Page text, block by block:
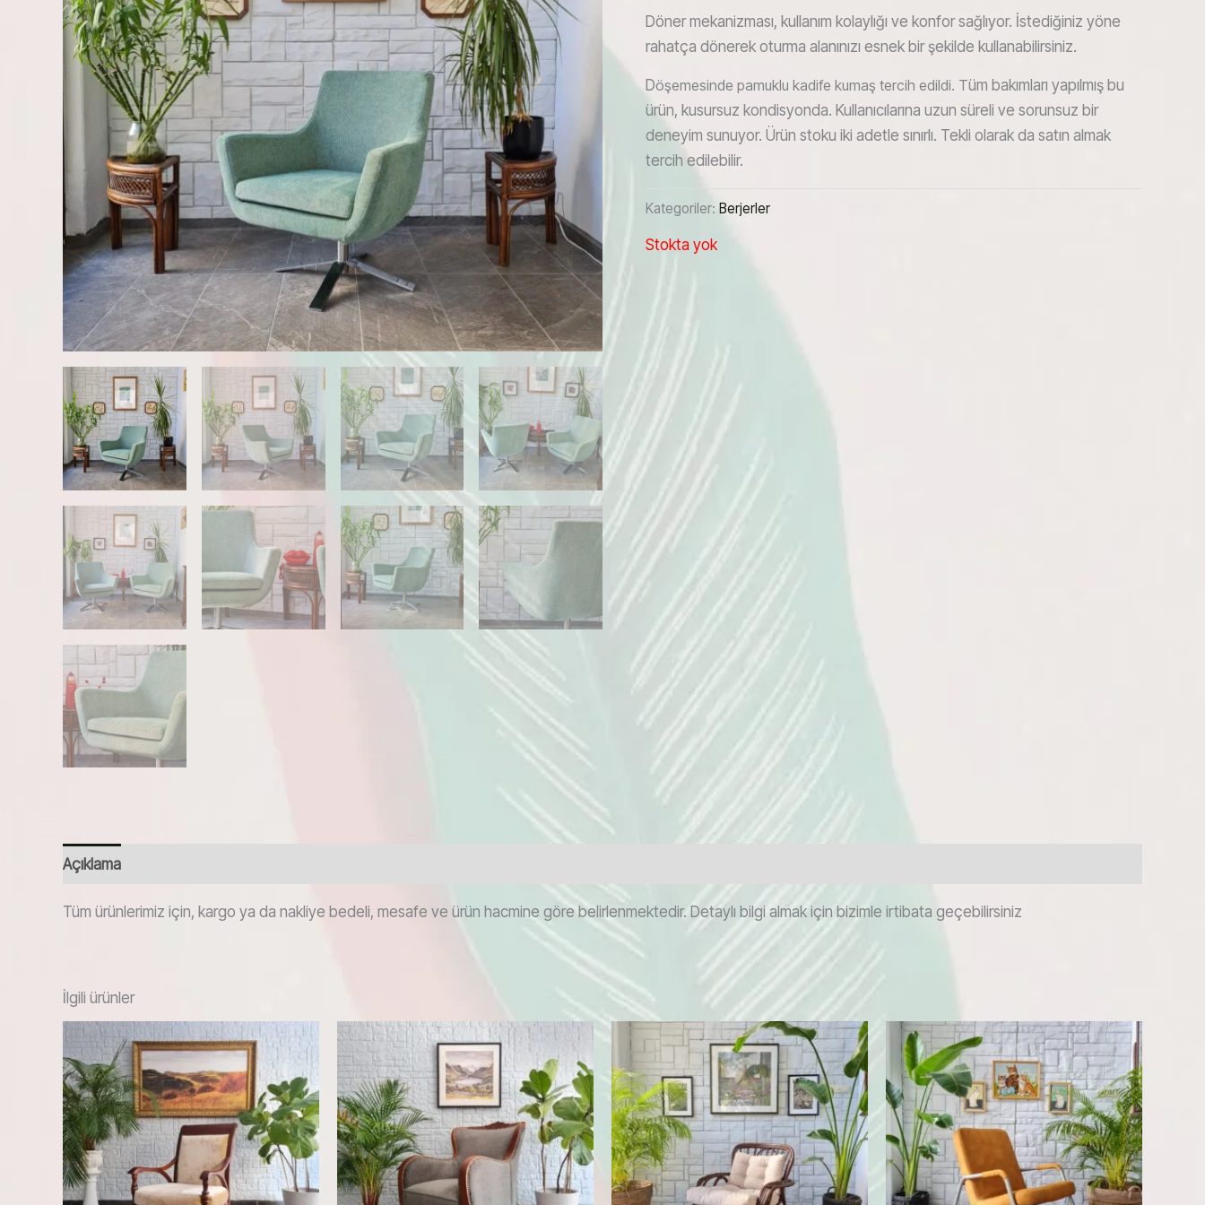
Döner mekanizması, kullanım kolaylığı ve konfor sağlıyor. İstediğiniz yöne
rahatça dönerek oturma alanınızı esnek bir şekilde kullanabilirsiniz.
Döşemesinde pamuklu kadife kumaş tercih edildi. Tüm bakımları yapılmış bu
ürün, kusursuz kondisyonda. Kullanıcılarına uzun süreli ve sorunsuz bir
deneyim sunuyor. Ürün stoku iki adetle sınırlı. Tekli olarak da satın almak
tercih edilebilir.
Kategoriler:Berjerler
Stokta yok
Açıklama
Tüm ürünlerimiz için, kargo ya da nakliye bedeli, mesafe ve ürün hacmine göre belirlenmektedir. Detaylı bilgi almak için bizimle irtibata geçebilirsiniz
İlgili ürünler